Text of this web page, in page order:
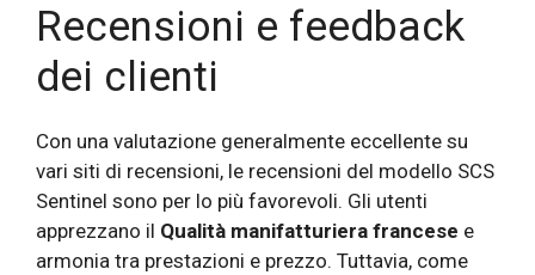
Recensioni e feedback
dei clienti
Con una valutazione generalmente eccellente su
vari siti di recensioni, le recensioni del modello SCS
Sentinel sono per lo più favorevoli. Gli utenti
apprezzano il Qualità manifatturiera francese e
armonia tra prestazioni e prezzo. Tuttavia, come